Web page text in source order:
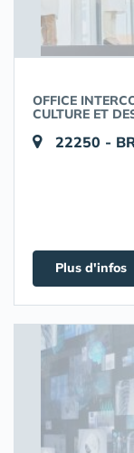
OFFICE
CULTURE ET
22250 -
Plus d'infos